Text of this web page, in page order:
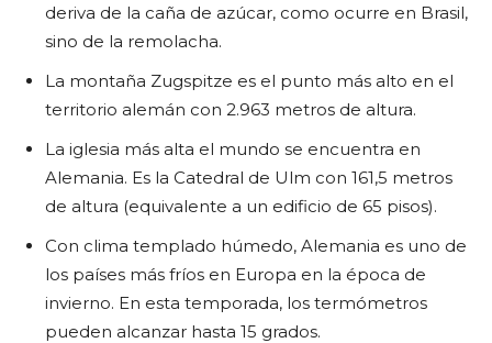
deriva de la caña de azúcar, como ocurre en Brasil,
sino de la remolacha.
La montaña Zugspitze es el punto más alto en el
territorio alemán con 2.963 metros de altura.
La iglesia más alta el mundo se encuentra en
Alemania. Es la Catedral de Ulm con 161,5 metros
de altura (equivalente a un edificio de 65 pisos).
Con clima templado húmedo, Alemania es uno de
los países más fríos en Europa en la época de
invierno. En esta temporada, los termómetros
pueden alcanzar hasta 15 grados.